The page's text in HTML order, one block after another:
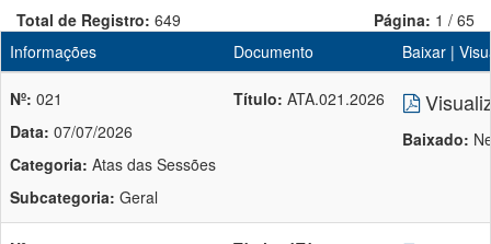
Total de Registro: 649 Página: 1 / 65
Informações
Documento Baixar |
Nº: 021
Data: 07/07/2026
Categoria: Atas das Sessões
Subcategoria: Geral
Título: ATA.021.2026
Baixado: